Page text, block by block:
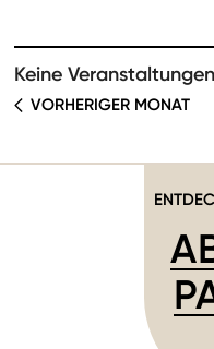
Keine
VORHERIGER MONAT